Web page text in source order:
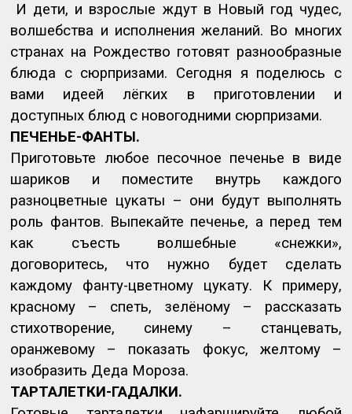
И дети, и взрослые ждут в Новый год чудес,
волшебства и исполнения желаний. Во многих
странах на Рождество готовят разнообразные
блюда с сюрпризами. Сегодня я поделюсь с
вами идеей лёгких в приготовлении и
доступных блюд с новогодними сюрпризами.
ПЕЧЕНЬЕ-ФАНТЫ.
Приготовьте любое песочное печенье в виде
шариков и поместите внутрь каждого
разноцветные цукаты – они будут выполнять
роль фантов. Выпекайте печенье, а перед тем
как съесть волшебные «снежки»,
договоритесь, что нужно будет сделать
каждому фанту-цветному цукату. К примеру,
красному – спеть, зелёному – рассказать
стихотворение, синему – станцевать,
оранжевому – показать фокус, желтому –
изобразить Деда Мороза.
ТАРТАЛЕТКИ-ГАДАЛКИ.